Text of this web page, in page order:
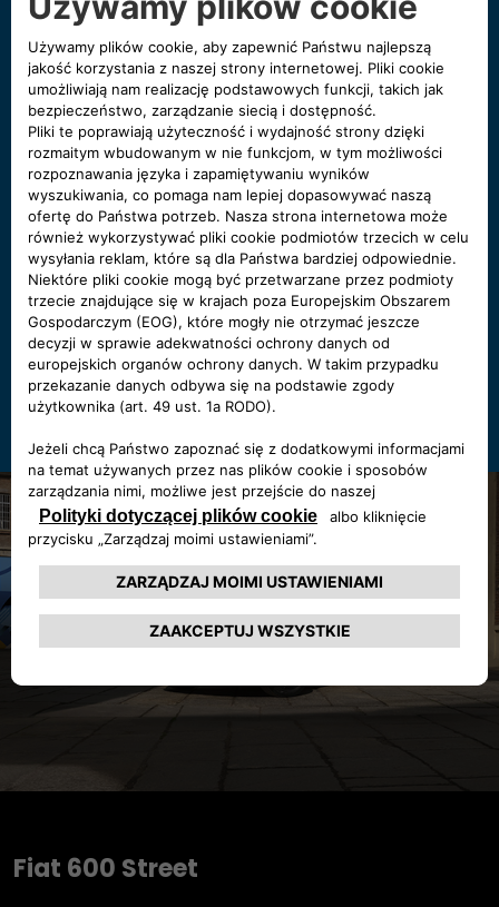
Wyślij wiadomość e‑mail
W przypadku pytań lub uwag prosimy o przesłanie
wiadomości e‑mail.
NAPISZ DO NAS
Zarezerwuj jazdę próbną
Chcesz przetestować samochód? Umów się na
jazdę próbną.
UMÓW SIĘ TERAZ
Fiat 600 Street​